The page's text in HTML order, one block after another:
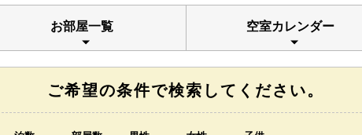
お部屋一覧 空室カレンダー
ご希望の条件で検索してください。